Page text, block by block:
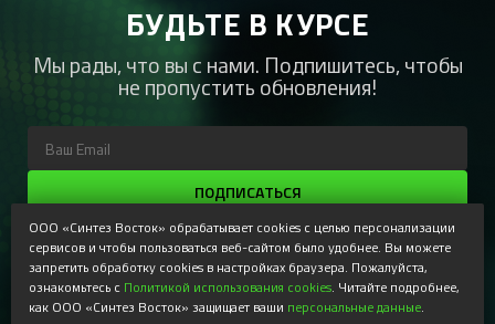
БУДЬТЕ В КУРСЕ
Мы рады, что вы с нами. Подпишитесь, чтобы
не пропустить обновления!
ПОДПИСАТЬСЯ
Регистрируясь, Вы соглашаетесь получать наши
информационные рассылки и специальные предложения,
доступные только для подписчиков. Ознакомьтесь с нашей
Политикой конфиденциальности
ООО «Синтез Восток» обрабатывает cookies с целью персонализации
сервисов и чтобы пользоваться веб-сайтом было удобнее. Вы можете
запретить обработку cookies в настройках браузера. Пожалуйста,
ознакомьтесь с Политикой использования cookies . Читайте подробнее,
как ООО «Синтез Восток» защищает ваши персональные данные